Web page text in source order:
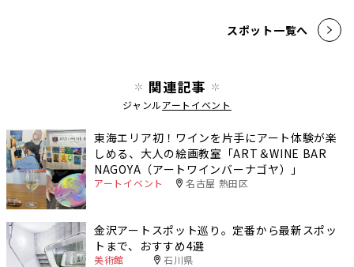
スポット一覧へ
関連記事
ジャンルアートイベント
東海エリア初！ワインを片手にアート体験が楽
しめる、大人の絵画教室「ART＆WINE BAR
NAGOYA（アートワインバーナゴヤ）」
アートイベント 名古屋 熱田区
金沢アートスポット巡り。定番から最新スポッ
トまで、おすすめ4選
美術館 石川県